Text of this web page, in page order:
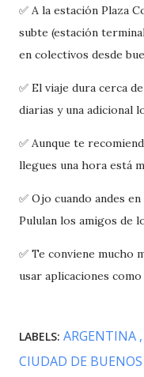
✅ A la estación Plaza
subte (estación
en colectivos desde
✅ El viaje dura cerca
diarias y una adicional
✅ Aunque te
llegues una hora está
✅ Ojo cuando andes
Pululan los amigos de
✅ Te conviene mucho
usar aplicaciones
LABELS: ARGENTINA
CIUDAD DE BUENOS